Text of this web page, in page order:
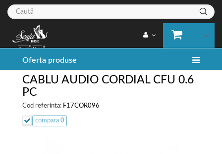
Oferta produse
CABLU AUDIO CORDIAL CFU 0.6
PC
Cod referinta: F17COR096
compara 0